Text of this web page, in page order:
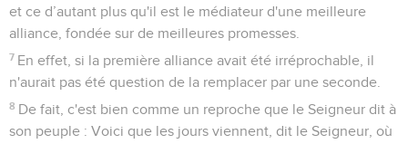
et ce d’autant plus qu'il est le médiateur d'une meilleure
alliance, fondée sur de meilleures promesses.
7 En effet, si la première alliance avait été irréprochable, il
n'aurait pas été question de la remplacer par une seconde.
8 De fait, c'est bien comme un reproche que le Seigneur dit à
son peuple : Voici que les jours viennent, dit le Seigneur, où